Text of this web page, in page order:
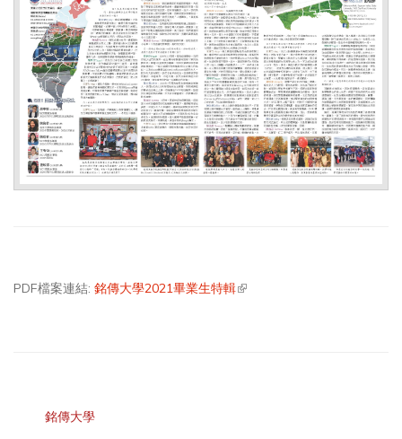
PDF檔案連結: 銘傳大學2021畢業生特輯(link is external)
銘傳大學